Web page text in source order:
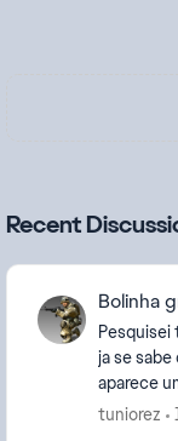
Recent
Bolinha
Pesquisei
ja se
aparece
grande. A
tuniorez